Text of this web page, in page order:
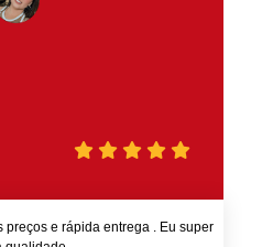
preços e rápida entrega . Eu super